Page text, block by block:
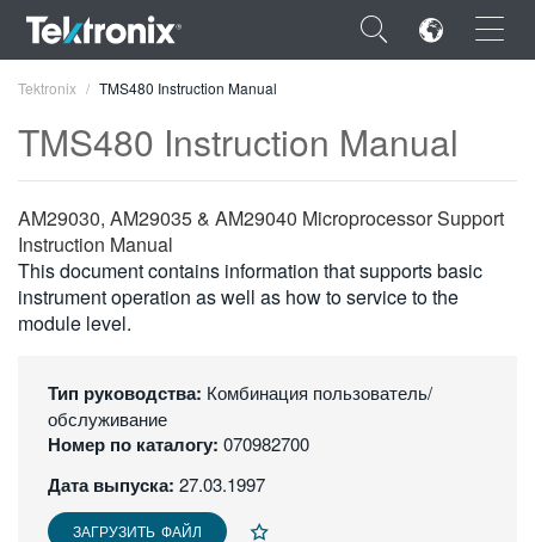
×
ENGLISH
FRANÇAIS
DEUTSCH
简体中文
한국어
Tektronix TMS480 Instruction Manual
TMS480 Instruction Manual
AM29030, AM29035 & AM29040 Microprocessor Support
Instruction Manual
This document contains information that supports basic
instrument operation as well as how to service to the
module level.
Тип руководства: Комбинация пользователь/
обслуживание
Номер по каталогу: 070982700
Дата выпуска: 27.03.1997
ЗАГРУЗИТЬ ФАЙЛ